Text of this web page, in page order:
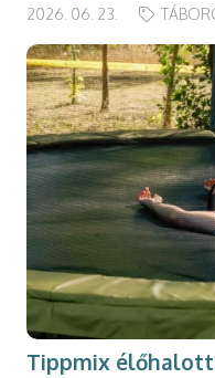
2026. 06. 23.
Tippmix